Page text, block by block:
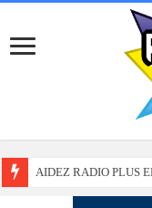
AIDEZ RADIO PLUS